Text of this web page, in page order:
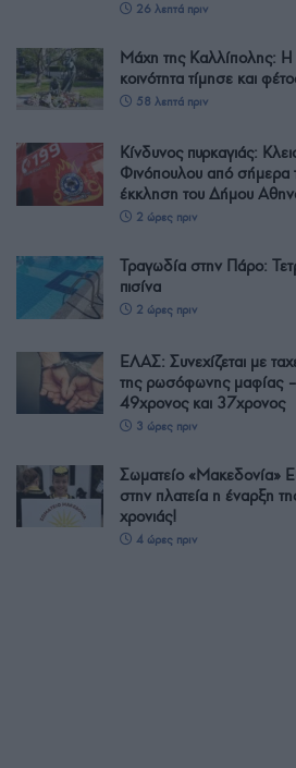
26 λεπτά πριν
Μάχη της Καλλίπολης: Η
κοινότητα τίμησε και
58 λεπτά πριν
Κίνδυνος πυρκαγιάς:
Φινόπουλου από σήμερα
έκκληση του Δήμου
2 ώρες πριν
Τραγωδία στην Πάρο:
πισίνα
2 ώρες πριν
ΕΛΑΣ: Συνεχίζεται με
της ρωσόφωνης μαφίας
49χρονος και 37χρονος
3 ώρες πριν
Σωματείο «Μακεδονία»
στην πλατεία η έναρξη
χρονιάς!
4 ώρες πριν